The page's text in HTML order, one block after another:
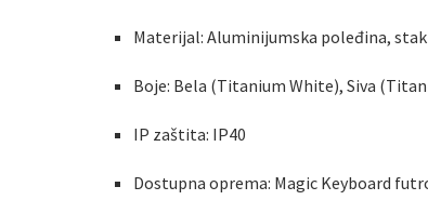
Materijal: Aluminijumska poleđina,
Boje: Bela (Titanium White), Siva
IP zaštita: IP40
Dostupna oprema: Magic Keyboard